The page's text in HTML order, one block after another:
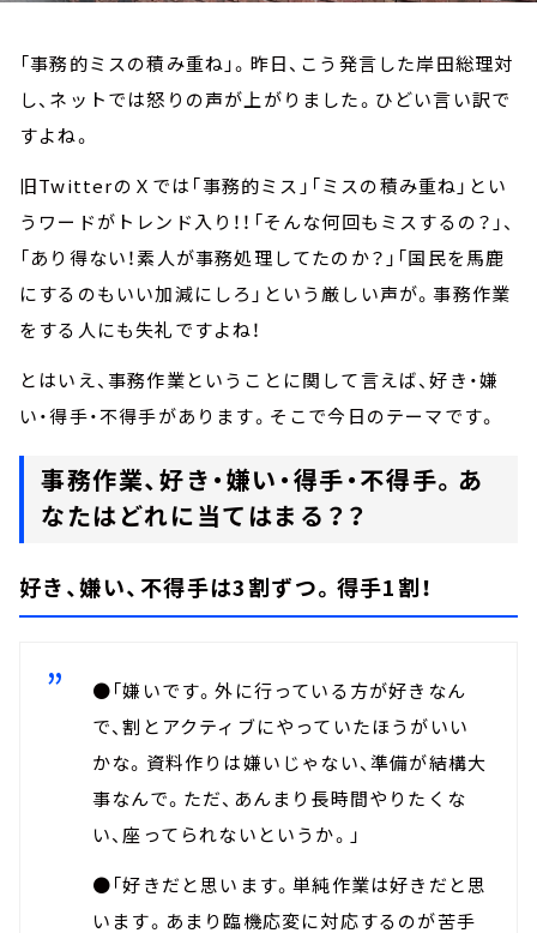
「事務的ミスの積み重ね」。昨日、こう発言した岸田総理対
し、ネットでは怒りの声が上がりました。ひどい言い訳で
すよね。
旧TwitterのＸでは「事務的ミス」「ミスの積み重ね」とい
うワードがトレンド入り！！「そんな何回もミスするの？」、
「あり得ない！素人が事務処理してたのか？」「国民を馬鹿
にするのもいい加減にしろ」という厳しい声が。事務作業
をする人にも失礼ですよね！
とはいえ、事務作業ということに関して言えば、好き・嫌
い・得手・不得手があります。そこで今日のテーマです。
事務作業、好き・嫌い・得手・不得手。あ
なたはどれに当てはまる？？
好き、嫌い、不得手は3割ずつ。得手1割！
●「嫌いです。外に行っている方が好きなん
で、割とアクティブにやっていたほうがいい
かな。資料作りは嫌いじゃない、準備が結構大
事なんで。ただ、あんまり長時間やりたくな
い、座ってられないというか。」
●「好きだと思います。単純作業は好きだと思
います。あまり臨機応変に対応するのが苦手